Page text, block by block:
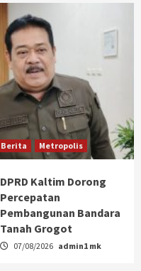
Berita Metropolis
DPRD Kaltim Dorong
Percepatan
Pembangunan Bandara
Tanah Grogot
07/08/2026 admin1 mk